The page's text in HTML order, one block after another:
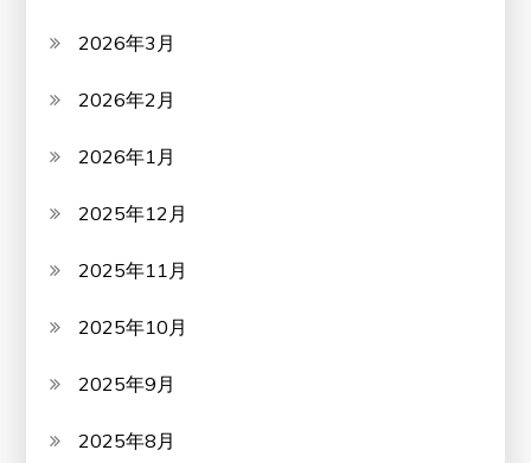
2026年3月
2026年2月
2026年1月
2025年12月
2025年11月
2025年10月
2025年9月
2025年8月